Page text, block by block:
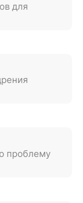
для
проблему